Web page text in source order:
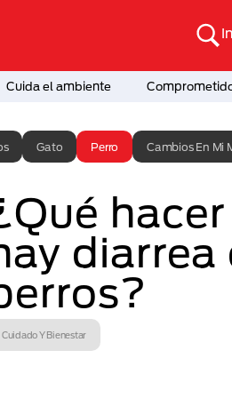
Cuida el ambiente
Gato Perro Cambios En Mi
diarrea
Cuidado Y Bienestar